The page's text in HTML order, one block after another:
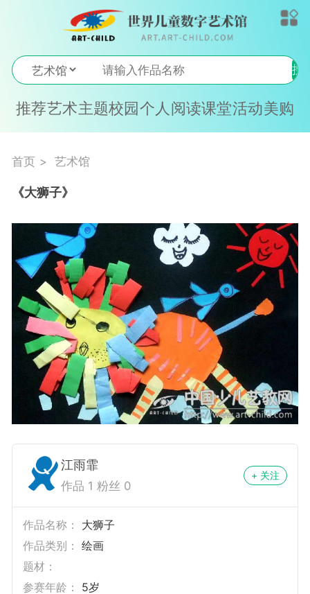
搜
推荐艺术主题校园 个人 阅读课堂活动美购
首页 艺术馆
《大狮子》
江雨霏
作品 1 粉丝 0
+ 关注
作品名称：
大狮子
作品类别： 绘画
题材：
参赛年龄：
5岁